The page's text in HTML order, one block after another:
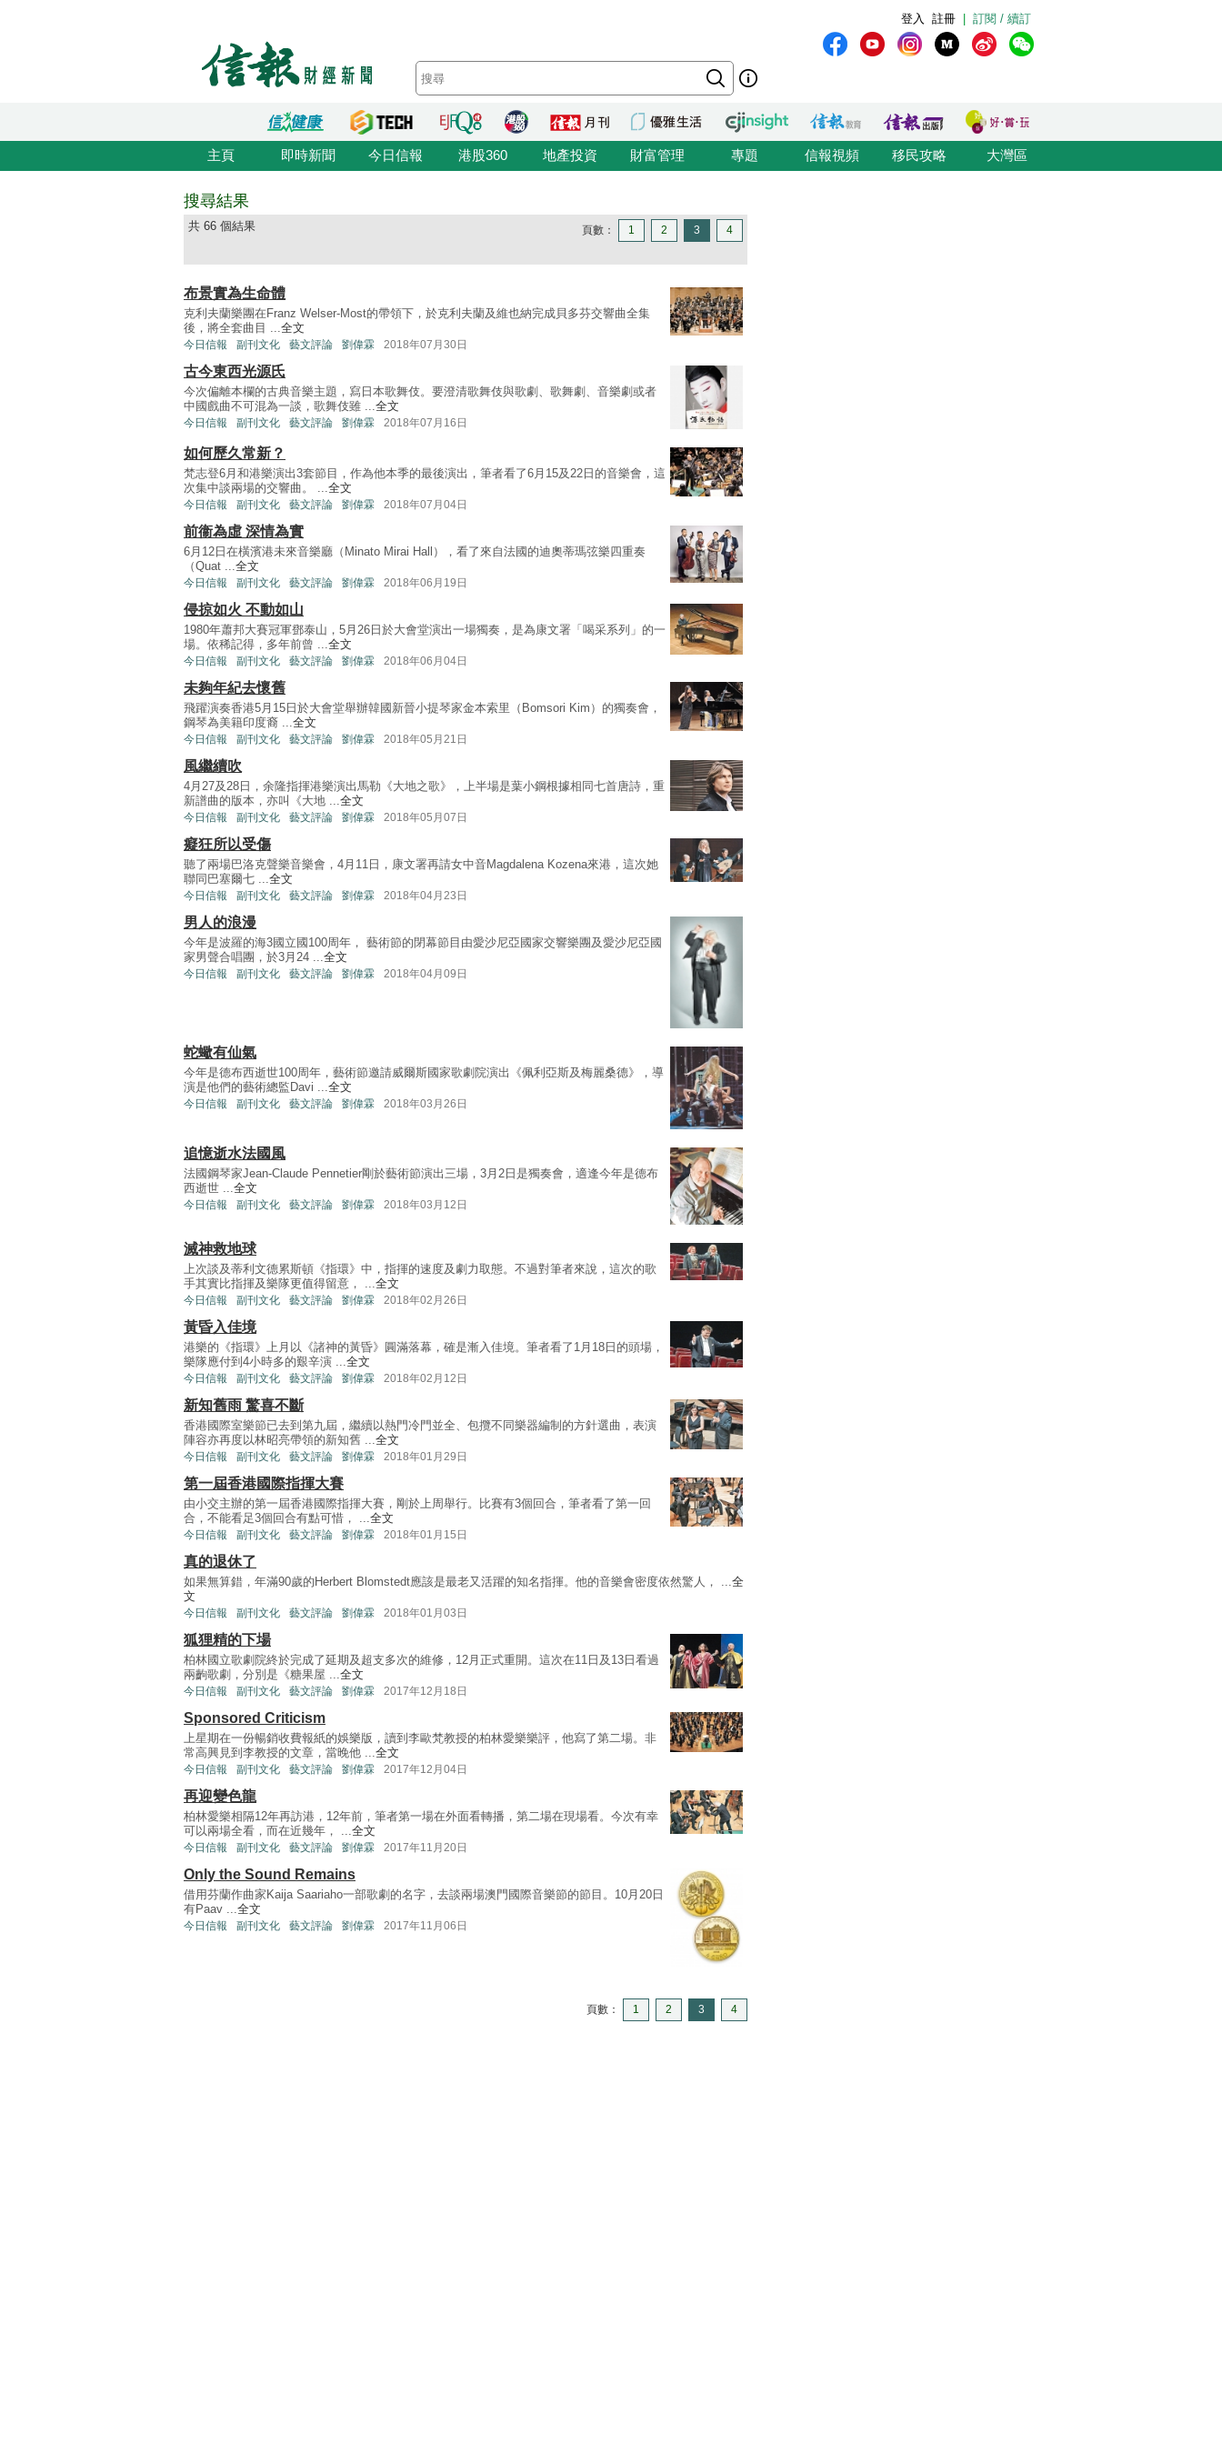
訂閱 / 續訂
註冊
登入
主頁 即時新聞 今日信報 港股360 地產投資 財富管理 專題 信報視頻 移民攻略 大灣區
搜尋結果
共 66 個結果 頁數： 1 2 3 4
布景實為生命體
克利夫蘭樂團在Franz Welser-Most的帶領下，於克利夫蘭及維也納完成貝多芬交響曲全集
後，將全套曲目 ...全文
今日信報 副刊文化 藝文評論 劉偉霖 2018年07月30日
古今東西光源氏
今次偏離本欄的古典音樂主題，寫日本歌舞伎。要澄清歌舞伎與歌劇、歌舞劇、音樂劇或者
中國戲曲不可混為一談，歌舞伎雖 ...全文
今日信報 副刊文化 藝文評論 劉偉霖 2018年07月16日
如何歷久常新？
梵志登6月和港樂演出3套節目，作為他本季的最後演出，筆者看了6月15及22日的音樂會，這
次集中談兩場的交響曲。 ...全文
今日信報 副刊文化 藝文評論 劉偉霖 2018年07月04日
前衞為虛 深情為實
6月12日在橫濱港未來音樂廳（Minato Mirai Hall），看了來自法國的迪奧蒂瑪弦樂四重奏
（Quat ...全文
今日信報 副刊文化 藝文評論 劉偉霖 2018年06月19日
侵掠如火 不動如山
1980年蕭邦大賽冠軍鄧泰山，5月26日於大會堂演出一場獨奏，是為康文署「喝采系列」的一
場。依稀記得，多年前曾 ...全文
今日信報 副刊文化 藝文評論 劉偉霖 2018年06月04日
未夠年紀去懷舊
飛躍演奏香港5月15日於大會堂舉辦韓國新晉小提琴家金本索里（Bomsori Kim）的獨奏會，
鋼琴為美籍印度裔 ...全文
今日信報 副刊文化 藝文評論 劉偉霖 2018年05月21日
風繼續吹
4月27及28日，余隆指揮港樂演出馬勒《大地之歌》，上半場是葉小鋼根據相同七首唐詩，重
新譜曲的版本，亦叫《大地 ...全文
今日信報 副刊文化 藝文評論 劉偉霖 2018年05月07日
癡狂所以受傷
聽了兩場巴洛克聲樂音樂會，4月11日，康文署再請女中音Magdalena Kozena來港，這次她
聯同巴塞爾七 ...全文
今日信報 副刊文化 藝文評論 劉偉霖 2018年04月23日
男人的浪漫
今年是波羅的海3國立國100周年， 藝術節的閉幕節目由愛沙尼亞國家交響樂團及愛沙尼亞國
家男聲合唱團，於3月24 ...全文
今日信報 副刊文化 藝文評論 劉偉霖 2018年04月09日
蛇蠍有仙氣
今年是德布西逝世100周年，藝術節邀請威爾斯國家歌劇院演出《佩利亞斯及梅麗桑德》，導
演是他們的藝術總監Davi ...全文
今日信報 副刊文化 藝文評論 劉偉霖 2018年03月26日
追憶逝水法國風
法國鋼琴家Jean-Claude Pennetier剛於藝術節演出三場，3月2日是獨奏會，適逢今年是德布
西逝世 ...全文
今日信報 副刊文化 藝文評論 劉偉霖 2018年03月12日
滅神救地球
上次談及蒂利文德累斯頓《指環》中，指揮的速度及劇力取態。不過對筆者來說，這次的歌
手其實比指揮及樂隊更值得留意， ... 全文
今日信報 副刊文化 藝文評論 劉偉霖 2018年02月26日
黃昏入佳境
港樂的《指環》上月以《諸神的黃昏》圓滿落幕，確是漸入佳境。筆者看了1月18日的頭場，
樂隊應付到4小時多的艱辛演 ... 全文
今日信報 副刊文化 藝文評論 劉偉霖 2018年02月12日
新知舊雨 驚喜不斷
香港國際室樂節已去到第九屆，繼續以熱門冷門並全、包攬不同樂器編制的方針選曲，表演
陣容亦再度以林昭亮帶領的新知舊 ... 全文
今日信報 副刊文化 藝文評論 劉偉霖 2018年01月29日
第一屆香港國際指揮大賽
由小交主辦的第一屆香港國際指揮大賽，剛於上周舉行。比賽有3個回合，筆者看了第一回
合，不能看足3個回合有點可惜， ... 全文
今日信報 副刊文化 藝文評論 劉偉霖 2018年01月15日
真的退休了
如果無算錯，年滿90歲的Herbert Blomstedt應該是最老又活躍的知名指揮。他的音樂會密度依然驚人， ... 全
文
今日信報 副刊文化 藝文評論 劉偉霖 2018年01月03日
狐狸精的下場
柏林國立歌劇院終於完成了延期及超支多次的維修，12月正式重開。這次在11日及13日看過
兩齣歌劇，分別是《糖果屋 ... 全文
今日信報 副刊文化 藝文評論 劉偉霖 2017年12月18日
Sponsored Criticism
上星期在一份暢銷收費報紙的娛樂版，讀到李歐梵教授的柏林愛樂樂評，他寫了第二場。非
常高興見到李教授的文章，當晚他 ... 全文
今日信報 副刊文化 藝文評論 劉偉霖 2017年12月04日
再迎變色龍
柏林愛樂相隔12年再訪港，12年前，筆者第一場在外面看轉播，第二場在現場看。今次有幸
可以兩場全看，而在近幾年， ... 全文
今日信報 副刊文化 藝文評論 劉偉霖 2017年11月20日
Only the Sound Remains
借用芬蘭作曲家Kaija Saariaho一部歌劇的名字，去談兩場澳門國際音樂節的節目。10月20日
有Paav ... 全文
今日信報 副刊文化 藝文評論 劉偉霖 2017年11月06日
頁數： 1 2 3 4